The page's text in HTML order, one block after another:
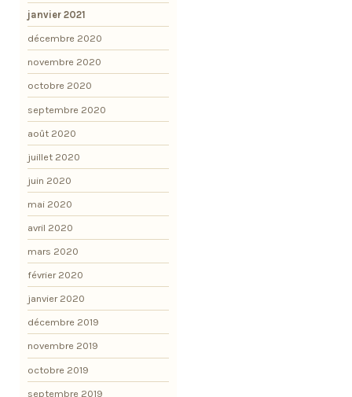
janvier 2021
décembre 2020
novembre 2020
octobre 2020
septembre 2020
août 2020
juillet 2020
juin 2020
mai 2020
avril 2020
mars 2020
février 2020
janvier 2020
décembre 2019
novembre 2019
octobre 2019
septembre 2019